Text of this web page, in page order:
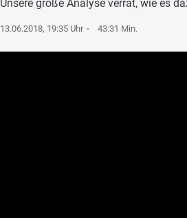
Unsere große Analyse verrät, wie es
13.06.2018, 19:35 Uhr 43:31 Min.